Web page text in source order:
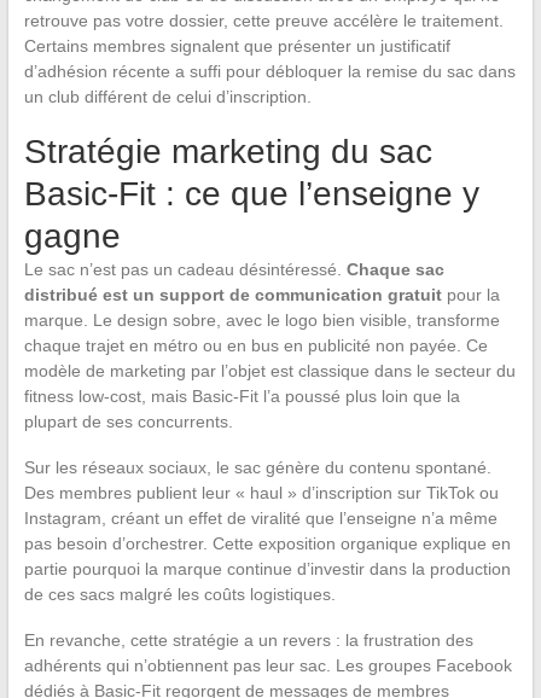
retrouve pas votre dossier, cette preuve accélère le traitement.
Certains membres signalent que présenter un justificatif
d’adhésion récente a suffi pour débloquer la remise du sac dans
un club différent de celui d’inscription.
Stratégie marketing du sac
Basic-Fit : ce que l’enseigne y
gagne
Le sac n’est pas un cadeau désintéressé. Chaque sac
distribué est un support de communication gratuitpour la
marque. Le design sobre, avec le logo bien visible, transforme
chaque trajet en métro ou en bus en publicité non payée. Ce
modèle de marketing par l’objet est classique dans le secteur du
fitness low-cost, mais Basic-Fit l’a poussé plus loin que la
plupart de ses concurrents.
Sur les réseaux sociaux, le sac génère du contenu spontané.
Des membres publient leur « haul » d’inscription sur TikTok ou
Instagram, créant un effet de viralité que l’enseigne n’a même
pas besoin d’orchestrer. Cette exposition organique explique en
partie pourquoi la marque continue d’investir dans la production
de ces sacs malgré les coûts logistiques.
En revanche, cette stratégie a un revers : la frustration des
adhérents qui n’obtiennent pas leur sac. Les groupes Facebook
dédiés à Basic-Fit regorgent de messages de membres